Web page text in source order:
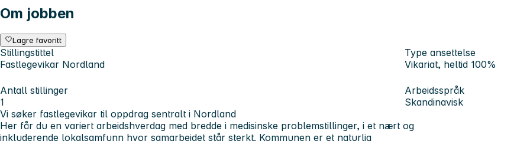
Om jobben
Lagre favoritt
Stillingstittel
Fastlegevikar Nordland
Type ansettelse
Vikariat, heltid 100%
Antall stillinger
1
Arbeidsspråk
Skandinavisk
Vi søker fastlegevikar til oppdrag sentralt i Nordland
Her får du en variert arbeidshverdag med bredde i medisinske problemstillinger, i et nært og
inkluderende lokalsamfunn hvor samarbeidet står sterkt. Kommunen er et naturlig